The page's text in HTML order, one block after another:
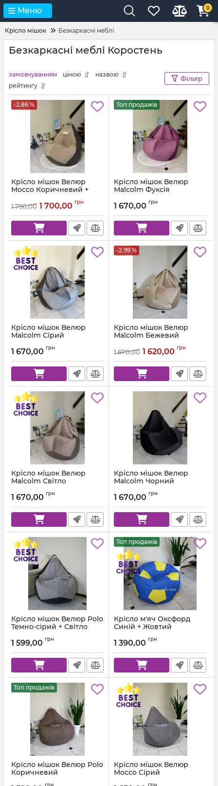
Меню 0
Крісло мішок Безкаркасні меблі
Безкаркасні меблі Коростень
замовчуванням ціною
назвою
рейтингу
Фільтр
-2.86 %
Крісло мішок Велюр
Mocco Коричневий +
Корона
1 750,00 1 700,00 грн
Топ продажів
Крісло мішок Велюр
Malcolm Фуксія
1 670,00 грн
Крісло мішок Велюр
Malcolm Сірий
1 670,00 грн
-2.99 %
Крісло мішок Велюр
Malcolm Бежевий
1 670,00 1 620,00 грн
Крісло мішок Велюр
Malcolm Світло
Артикул: km-malcolm-22-l
1 670,00 грн
Крісло мішок Велюр
Malcolm Чорний
1 670,00 грн
Крісло мішок Велюр Polo
Темно-сірий + Світло
Артикул: km-polo-17-16-l
1 599,00 грн
Топ продажів
Крісло м'яч Оксфорд
Синій + Жовтий
1 390,00 грн
Топ продажів
Крісло мішок Велюр Polo
Коричневий
Крісло мішок Велюр
Mocco Сірий